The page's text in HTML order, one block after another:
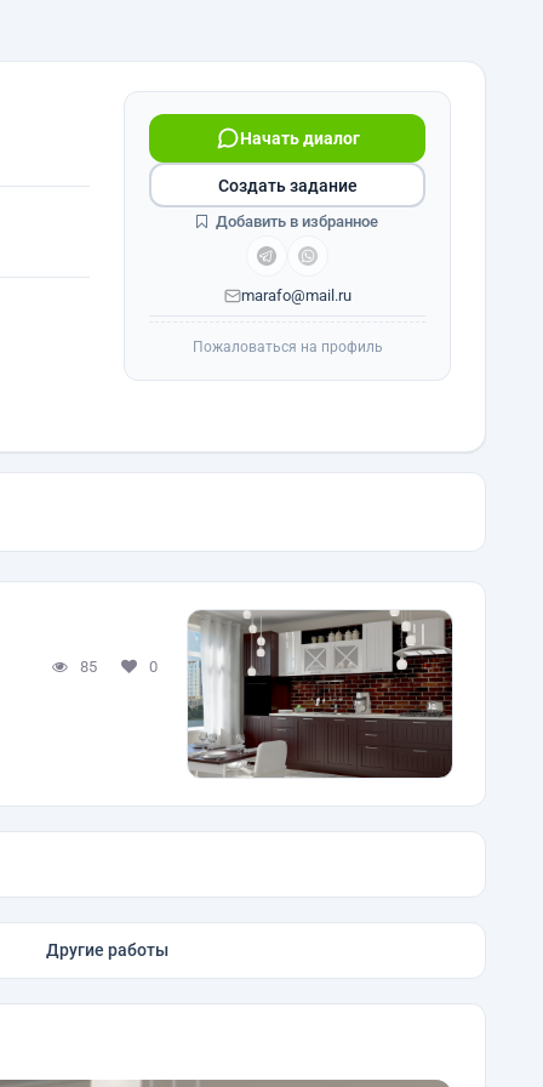
Начать диалог
marafo@mail.ru
Создать задание
Добавить в избранное
Пожаловаться на профиль
85 0
Другие работы